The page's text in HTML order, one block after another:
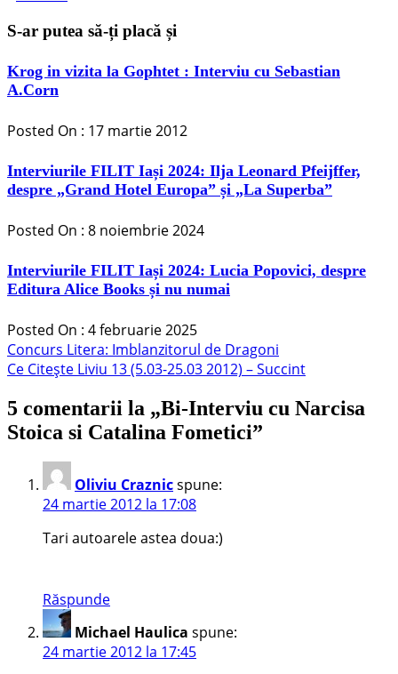
S-ar putea să-ți placă și
Krog in vizita la Gophtet : Interviu cu Sebastian
A.Corn
Posted On : 17 martie 2012
Interviurile FILIT Iași 2024: Ilja Leonard Pfeijffer,
despre „Grand Hotel Europa” și „La Superba”
Posted On : 8 noiembrie 2024
Interviurile FILIT Iași 2024: Lucia Popovici, despre
Editura Alice Books și nu numai
Posted On : 4 februarie 2025
Navigare
în
articole
Articolul
anterior:
Concurs Litera: Imblanzitorul de Dragoni
Articolul
Ce Citește Liviu 13 (5.03-25.03 2012) – Succint
5 comentarii la „Bi-Interviu cu Narcisa
Stoica si Catalina Fometici”
Oliviu Craznicspune:
24 martie 2012 la 17:08
Tari autoarele astea doua:)
Răspunde
Michael Haulica spune:
24 martie 2012 la 17:45